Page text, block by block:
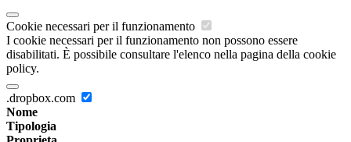
Cookie necessari per il funzionamento
I cookie necessari per il funzionamento non possono essere
disabilitati. È possibile consultare l'elenco nella pagina della cookie
policy.
.dropbox.com
Nome
Tipologia